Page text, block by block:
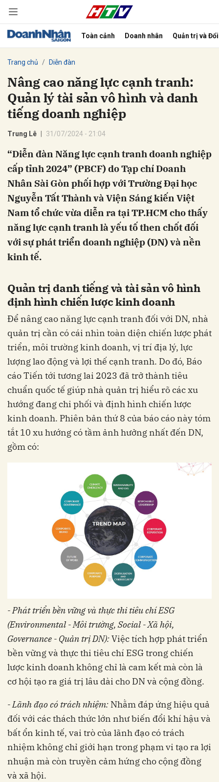
Toàn cảnh Doanh nhân Quản trị và
Trang chủ Diễn đàn
Nâng cao năng lực cạnh tranh:
Quản lý tài sản vô hình và danh
tiếng doanh nghiệp
Trung Lê 31/07/2024 - 21:04
“Diễn đàn Năng lực cạnh tranh doanh nghiệp
cấp tỉnh 2024” (PBCF) do Tạp chí Doanh
Nhân Sài Gòn phối hợp với Trường Đại học
Nguyễn Tất Thành và Viện Sáng kiến Việt
Nam tổ chức vừa diễn ra tại TP.HCM cho thấy
năng lực cạnh tranh là yếu tố then chốt đối
với sự phát triển doanh nghiệp (DN) và nền
kinh tế.
Quản trị danh tiếng và tài sản vô hình
định hình chiến lược kinh doanh
Để nâng cao năng lực cạnh tranh đối với DN, nhà
quản trị cần có cái nhìn toàn diện chiến lược phát
triển, môi trường kinh doanh, vị trí địa lý, lực
lượng lao động và lợi thế cạnh tranh. Do đó, Báo
cáo Tiến tới tương lai 2023 đã trở thành tiêu
chuẩn quốc tế giúp nhà quản trị hiểu rõ các xu
hướng đang chi phối và định hình chiến lược
kinh doanh. Phiên bản thứ 8 của báo cáo này tóm
tắt 10 xu hướng có tầm ảnh hưởng nhất đến DN,
gồm có:
- Phát triển bền vững và thực thi tiêu chí ESG
(Environmental - Môi trường, Social - Xã hội,
Governance - Quản trị DN):Việc tích hợp phát triển
bền vững và thực thi tiêu chí ESG trong chiến
lược kinh doanh không chỉ là cam kết mà còn là
cơ hội tạo ra giá trị lâu dài cho DN và cộng đồng.
- Lãnh đạo có trách nhiệm: Nhằm đáp ứng hiệu quả
đối với các thách thức lớn như biến đổi khí hậu và
bất ổn kinh tế, vai trò của lãnh đạo có trách
nhiệm không chỉ giới hạn trong phạm vi tạo ra lợi
nhuận mà còn truyền cảm hứng cho cộng đồng
và xã hội.
Hủy